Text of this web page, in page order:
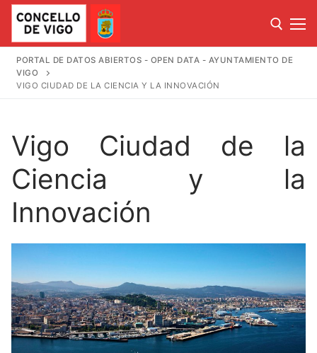
contenido
Mapas
Uso de datos
Condiciones de uso
Innovación
PORTAL DE DATOS ABIERTOS - OPEN DATA - AYUNTAMIENTO DE
VIGO
VIGO CIUDAD DE LA CIENCIA Y LA INNOVACIÓN
Vigo Ciudad de la
Ciencia y la
Innovación